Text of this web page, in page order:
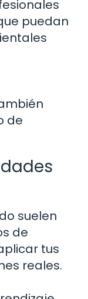
puedan
de
suelen
de
tus
reales.